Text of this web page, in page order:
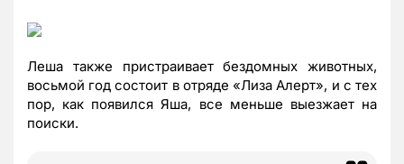
Леша также пристраивает бездомных животных,
восьмой год состоит в отряде «Лиза Алерт», и с тех
пор, как появился Яша, все меньше выезжает на
поиски.